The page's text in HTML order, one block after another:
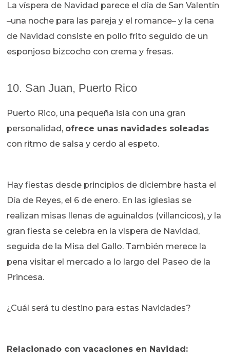
La víspera de Navidad parece el día de San Valentín
–una noche para las pareja y el romance– y la cena
de Navidad consiste en pollo frito seguido de un
esponjoso bizcocho con crema y fresas.
10. San Juan, Puerto Rico
Puerto Rico, una pequeña isla con una gran
personalidad, ofrece unas navidades soleadas
con ritmo de salsa y cerdo al espeto.
Hay fiestas desde principios de diciembre hasta el
Día de Reyes, el 6 de enero. En las iglesias se
realizan misas llenas de aguinaldos (villancicos), y la
gran fiesta se celebra en la víspera de Navidad,
seguida de la Misa del Gallo. También merece la
pena visitar el mercado a lo largo del Paseo de la
Princesa.
¿Cuál será tu destino para estas Navidades?
Relacionado con vacaciones en Navidad: